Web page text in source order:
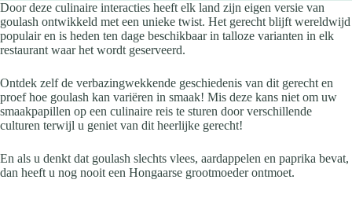
Door deze culinaire interacties heeft elk land zijn eigen versie van
goulash ontwikkeld met een unieke twist. Het gerecht blijft wereldwijd
populair en is heden ten dage beschikbaar in talloze varianten in elk
restaurant waar het wordt geserveerd.
Ontdek zelf de verbazingwekkende geschiedenis van dit gerecht en
proef hoe goulash kan variëren in smaak! Mis deze kans niet om uw
smaakpapillen op een culinaire reis te sturen door verschillende
culturen terwijl u geniet van dit heerlijke gerecht!
En als u denkt dat goulash slechts vlees, aardappelen en paprika bevat,
dan heeft u nog nooit een Hongaarse grootmoeder ontmoet.